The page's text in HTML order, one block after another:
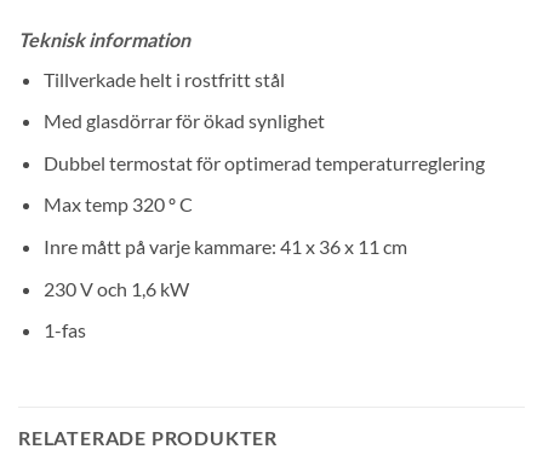
Teknisk information
Tillverkade helt i rostfritt stål
Med glasdörrar för ökad synlighet
Dubbel termostat för optimerad temperaturreglering
Max temp 320 º C
Inre mått på varje kammare: 41 x 36 x 11 cm
230 V och 1,6 kW
1-fas
RELATERADE PRODUKTER